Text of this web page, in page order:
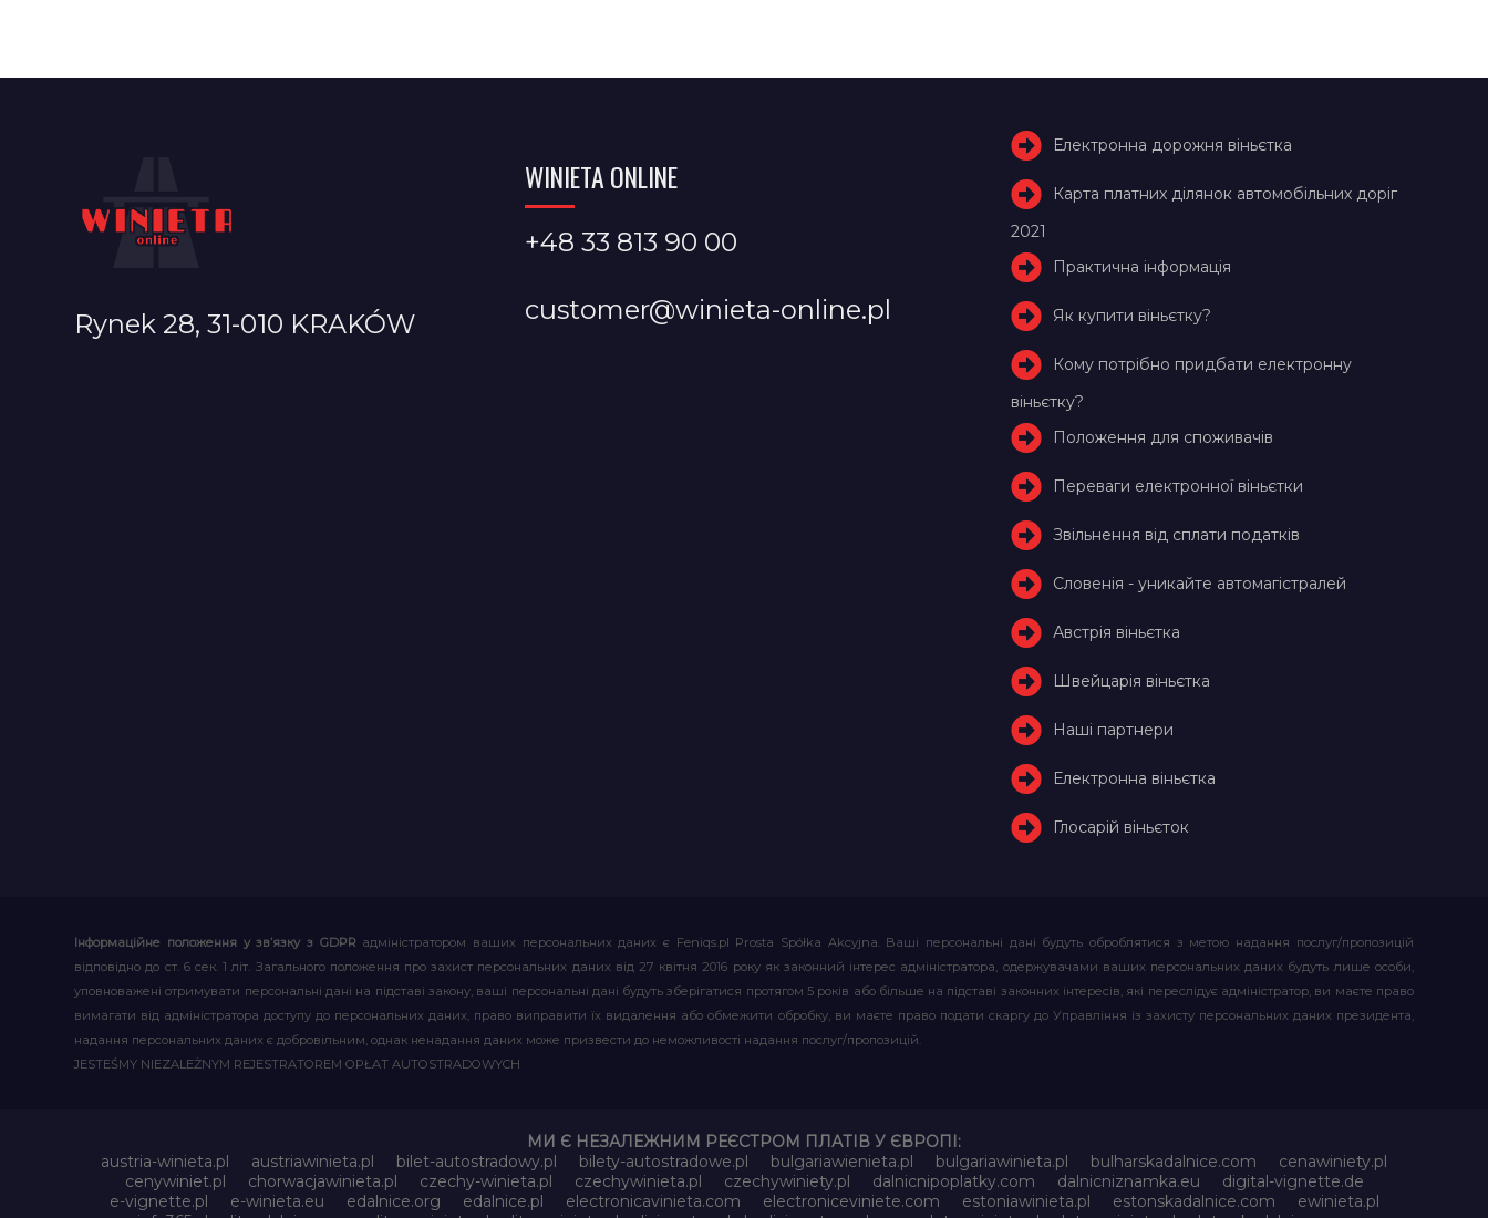
Rynek 28, 31-010 KRAKÓW
WINIETA ONLINE
+48 33 813 90 00
customer@winieta-online.pl
Електронна дорожня віньєтка
Карта платних ділянок автомобільних доріг
2021
Практична інформація
Як купити віньєтку?
Кому потрібно придбати електронну
віньєтку?
Положення для споживачів
Переваги електронної віньєтки
Звільнення від сплати податків
Словенія - уникайте автомагістралей
Австрія віньєтка
Швейцарія віньєтка
Наші партнери
Електронна віньєтка
Глосарій віньєток
Інформаційне положення у зв’язку з GDPR адміністратором ваших персональних даних є Feniqs.pl Prosta Spółka Akcyjna. Ваші персональні дані будуть оброблятися з метою надання послуг/пропозицій
відповідно до ст. 6 сек. 1 літ. Загального положення про захист персональних даних від 27 квітня 2016 року як законний інтерес адміністратора, одержувачами ваших персональних даних будуть лише особи,
уповноважені отримувати персональні дані на підставі закону, ваші персональні дані будуть зберігатися протягом 5 років або більше на підставі законних інтересів, які переслідує адміністратор, ви маєте право
вимагати від адміністратора доступу до персональних даних, право виправити їх видалення або обмежити обробку, ви маєте право подати скаргу до Управління із захисту персональних даних президента,
надання персональних даних є добровільним, однак ненадання даних може призвести до неможливості надання послуг/пропозицій.
JESTEŚMY NIEZALEŻNYM REJESTRATOREM OPŁAT AUTOSTRADOWYCH
МИ Є НЕЗАЛЕЖНИМ РЕЄСТРОМ ПЛАТІВ У ЄВРОПІ:
austria-winieta.pl
austriawinieta.pl bilet-autostradowy.pl bilety-autostradowe.pl bulgariawienieta.pl bulgariawinieta.pl bulharskadalnice.com
cenawiniety.pl
cenywiniet.pl
chorwacjawinieta.pl czechy-winieta.pl czechywinieta.pl czechywiniety.pl dalnicnipoplatky.com dalnicniznamka.eu
digital-vignette.de
e-vignette.pl
e-winieta.eu edalnice.org edalnice.pl electronicavinieta.com electroniceviniete.com estoniawinieta.pl estonskadalnice.com
ewinieta.pl